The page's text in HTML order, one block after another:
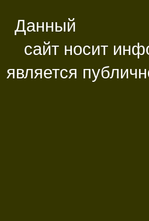
Данный
сайт носит
является